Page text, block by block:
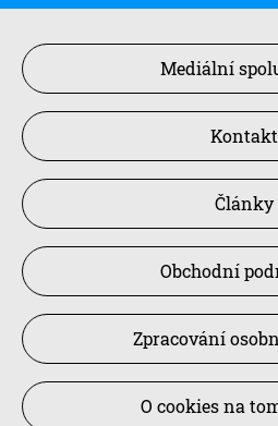
Mediální
Kontakt
Články
Obchodní
Zpracování
O cookies na